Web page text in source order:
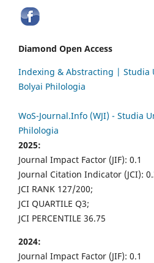
Diamond Open Access
Indexing & Abstracting | Studia
Bolyai Philologia
WoS-Journal.Info (WJI) - Studia
Philologia
2025:
Journal Impact Factor (JIF): 0.1
Journal Citation Indicator (JCI):
JCI RANK 127/200;
JCI QUARTILE Q3;
JCI PERCENTILE 36.75
2024:
Journal Impact Factor (JIF): 0.1